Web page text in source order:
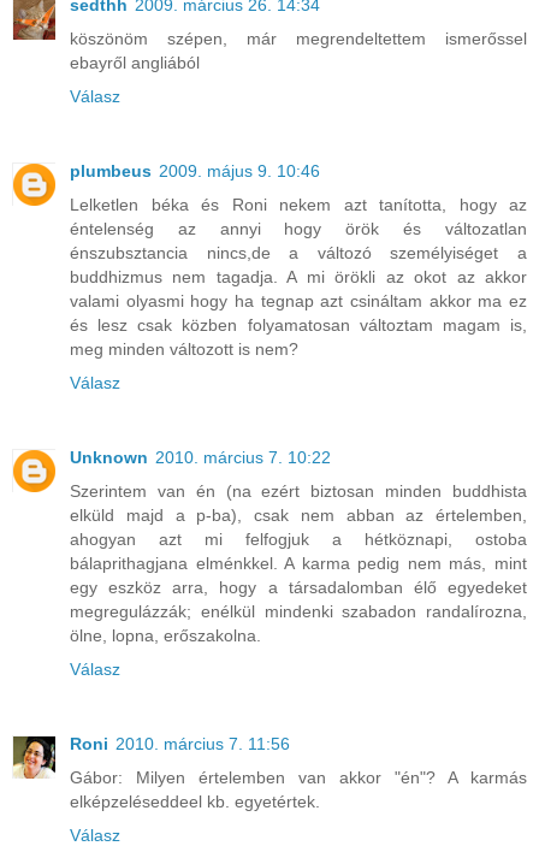
sedthh 2009. március 26. 14:34
köszönöm szépen, már megrendeltettem ismerőssel
ebayről angliából
Válasz
plumbeus 2009. május 9. 10:46
Lelketlen béka és Roni nekem azt tanította, hogy az
éntelenség az annyi hogy örök és változatlan
énszubsztancia nincs,de a változó személyiséget a
buddhizmus nem tagadja. A mi örökli az okot az akkor
valami olyasmi hogy ha tegnap azt csináltam akkor ma ez
és lesz csak közben folyamatosan változtam magam is,
meg minden változott is nem?
Válasz
Unknown 2010. március 7. 10:22
Szerintem van én (na ezért biztosan minden buddhista
elküld majd a p-ba), csak nem abban az értelemben,
ahogyan azt mi felfogjuk a hétköznapi, ostoba
bálaprithagjana elménkkel. A karma pedig nem más, mint
egy eszköz arra, hogy a társadalomban élő egyedeket
megregulázzák; enélkül mindenki szabadon randalírozna,
ölne, lopna, erőszakolna.
Válasz
Roni 2010. március 7. 11:56
Gábor: Milyen értelemben van akkor "én"? A karmás
elképzeléseddeel kb. egyetértek.
Válasz